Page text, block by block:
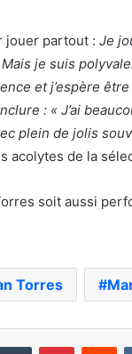
jouer partout : Je
je suis
et j’espère
: « J’ai
plein de jolis
acolytes de la
soit aussi
Torres
Tumblr Pinterest